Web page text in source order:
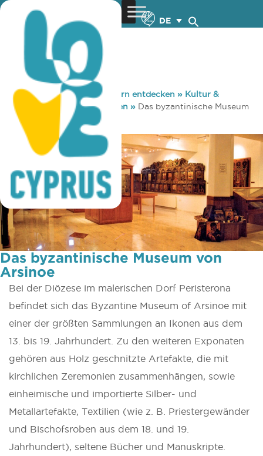
DE
You are here: Home »Zypern entdecken » Kultur &
Religion» Museen & Galerien » Das byzantinische Museum
von Arsinoe
Das byzantinische Museum von
Arsinoe
Bei der Diözese im malerischen Dorf Peristerona
befindet sich das Byzantine Museum of Arsinoe mit
einer der größten Sammlungen an Ikonen aus dem
13. bis 19. Jahrhundert. Zu den weiteren Exponaten
gehören aus Holz geschnitzte Artefakte, die mit
kirchlichen Zeremonien zusammenhängen, sowie
einheimische und importierte Silber- und
Metallartefakte, Textilien (wie z. B. Priestergewänder
und Bischofsroben aus dem 18. und 19.
Jahrhundert), seltene Bücher und Manuskripte.